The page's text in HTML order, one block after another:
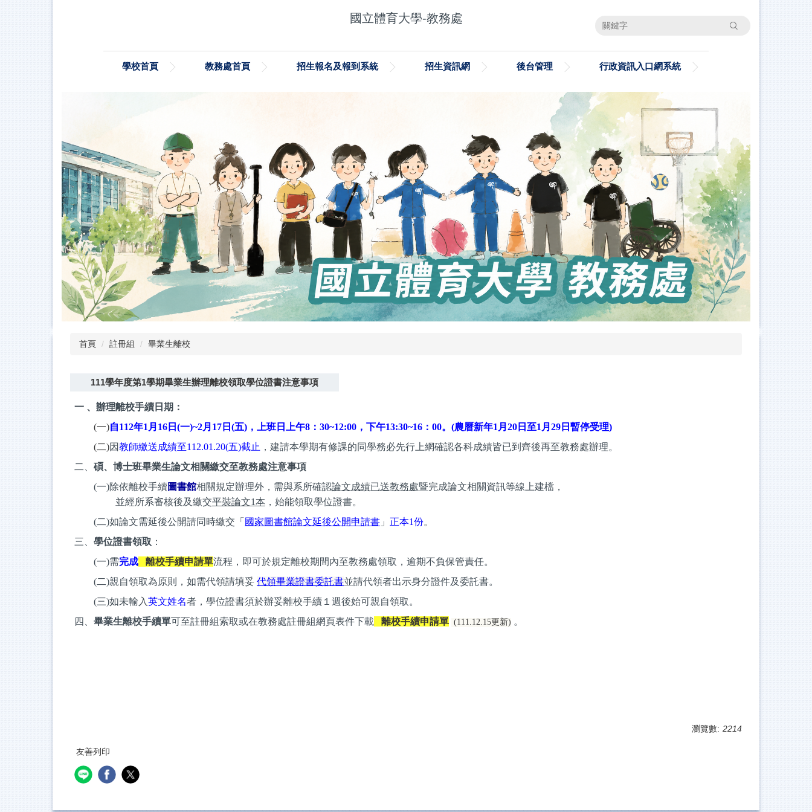
國立體育大學-教務處
搜尋
學校首頁 教務處首頁 招生報名及報到系統 招生資訊網 後台管理 行政資訊入口網系統
首頁 註冊組 畢業生離校
111學年度第1學期畢業生辦理離校領取學位證書注意事項
一 、辦理離校手續日期：
(一)自112年1月16日(一)~2月17日(五)，上班日上午8：30~12:00，下午13:30~16：00。(農曆新年1月20日至1月29日暫停受理)
(二)因教師繳送成績至112.01.20(五)截止 ，建請本學期有修課的同學務必先行上網確認各科成績皆已到齊後再至教務處辦理。
二、 碩、博士班畢業生論文相關繳交至教務處注意事項
(一)除依離校手續圖書館相關規定辦理外，需與系所確認論文成績已送教務處暨完成論文相關資訊等線上建檔，
並經所系審核後及繳交平裝論文1本 ，始能領取學位證書。
(二)如論文需延後公開請同時繳交「 國家圖書館論文延後公開申請書 」 正本1份。
三、 學位證書領取 ：
(一)需完成 離校手續申請單流程，即可於規定離校期間內至教務處領取，逾期不負保管責任。
(二)親自領取為原則， 如需代領請填妥 代領畢業證書委託書並請代領者出示身分證件及委託書。
(三)如未輸入英文姓名者，學位證書須於辦妥離校手續１週後始可親自領取。
四、 畢業生離校手續單可至註冊組索取或在教務處註冊組網頁表件下載 離校手續申請單 (111.12.15更新) 。
瀏覽數: 2214
友善列印